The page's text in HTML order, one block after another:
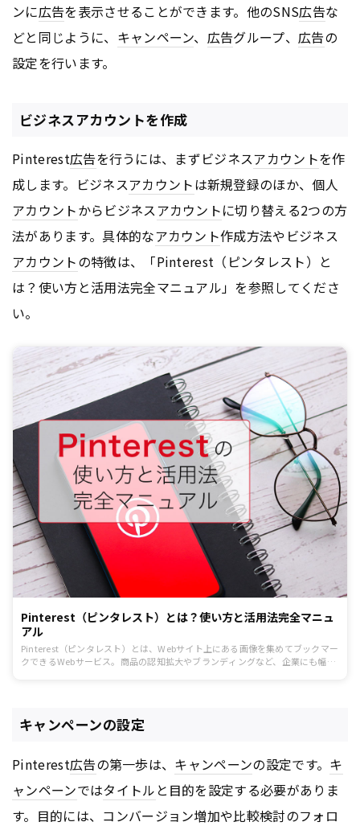
ンに広告を表示させることができます。他のSNS広告な
どと同じように、 キャンペーン、 広告グループ、 広告の
設定を行います。
ビジネスアカウントを作成
Pinterest広告を行うには、まずビジネスアカウントを作
成します。ビジネスアカウントは新規登録のほか、個人
アカウントからビジネスアカウントに切り替える2つの方
法があります。具体的なアカウント作成方法やビジネス
アカウントの特徴は、「Pinterest（ピンタレスト）と
は？使い方と活用法完全マニュアル」を参照してくださ
い。
Pinterest（ピンタレスト）とは？使い方と活用法完全マニュ
アル
Pinterest（ピンタレスト）とは、Webサイト上にある画像を集めてブックマー
クできるWebサービス。商品の認知拡大やブランディングなど、企業にも幅広
キャンペーンの設定
Pinterest広告の第一歩は、 キャンペーンの設定です。 キ
ャンペーンではタイトル と目的を設定する必要がありま
す。目的には、コンバージョン増加や比較検討のフォロ